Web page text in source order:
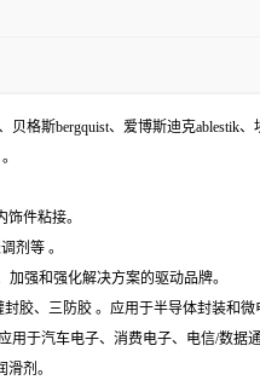
贝格斯bergquist、爱博斯迪克ablestik、
件粘接。
剂等 。
强和强化解决方案的驱动品牌。
胶、三防胶 。应用于半导体封装和微
于汽车电子、消费电子、电信/数据
剂。